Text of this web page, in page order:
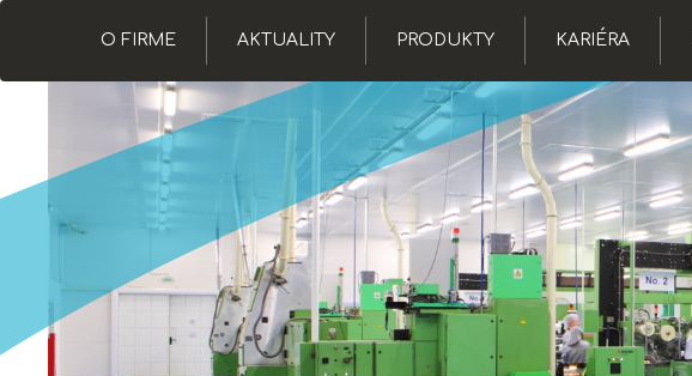
O FIRME AKTUALITY PRODUKTY KARIÉRA